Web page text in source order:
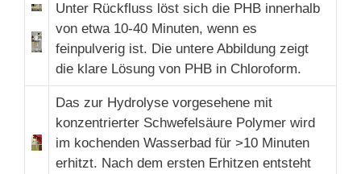
Unter Rückfluss löst sich die PHB innerhalb
von etwa 10-40 Minuten, wenn es
feinpulverig ist. Die untere Abbildung zeigt
die klare Lösung von PHB in Chloroform.
Das zur Hydrolyse vorgesehene mit
konzentrierter Schwefelsäure Polymer wird
im kochenden Wasserbad für >10 Minuten
erhitzt. Nach dem ersten Erhitzen entsteht